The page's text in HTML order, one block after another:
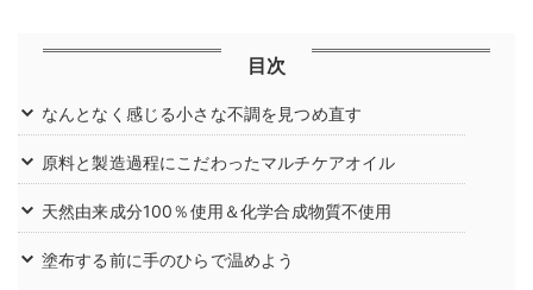
目次
なんとなく感じる小さな不調を見つめ直す
原料と製造過程にこだわったマルチケアオイル
天然由来成分100％使用＆化学合成物質不使用
塗布する前に手のひらで温めよう